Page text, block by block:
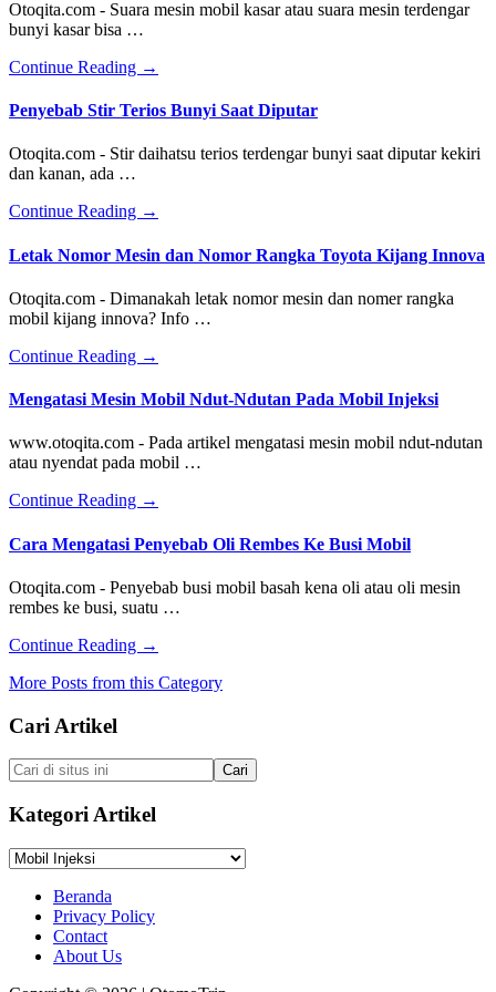
Otoqita.com - Suara mesin mobil kasar atau suara mesin terdengar
bunyi kasar bisa …
Continue Reading about
Penyebab
Mesin
Mobil
→
Penyebab Stir Terios Bunyi Saat Diputar
Otoqita.com - Stir daihatsu terios terdengar bunyi saat diputar kekiri
dan kanan, ada …
Continue Reading about
Stir
Terios
Bunyi
Saat
Diputar
→
Letak Nomor Mesin dan Nomor Rangka Toyota Kijang Innova
Otoqita.com - Dimanakah letak nomor mesin dan nomer rangka
mobil kijang innova? Info …
Continue Reading about
Nomor
dan
Nomor
Rangka
Kijang
Innova
→
Mengatasi Mesin Mobil Ndut-Ndutan Pada Mobil Injeksi
www.otoqita.com - Pada artikel mengatasi mesin mobil ndut-ndutan
atau nyendat pada mobil …
Continue Reading about
Mesin
Mobil
Ndut-
Ndutan
Pada
Injeksi
→
Cara Mengatasi Penyebab Oli Rembes Ke Busi Mobil
Otoqita.com - Penyebab busi mobil basah kena oli atau oli mesin
rembes ke busi, suatu …
Continue Reading about
Mengatasi
Ke
Busi
Mobil
→
More Posts from this Category
Footer
Cari Artikel
Cari
di
situs
ini
Kategori Artikel
Kategori
Beranda
Privacy Policy
Contact
About Us